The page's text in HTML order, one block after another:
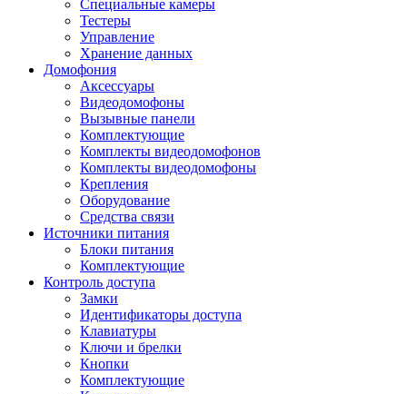
Специальные камеры
Тестеры
Управление
Хранение данных
Домофония
Аксессуары
Видеодомофоны
Вызывные панели
Комплектующие
Комплекты видеодомофонов
Комплекты видеодомофоны
Крепления
Оборудование
Средства связи
Источники питания
Блоки питания
Комплектующие
Контроль доступа
Замки
Идентификаторы доступа
Клавиатуры
Ключи и брелки
Кнопки
Комплектующие